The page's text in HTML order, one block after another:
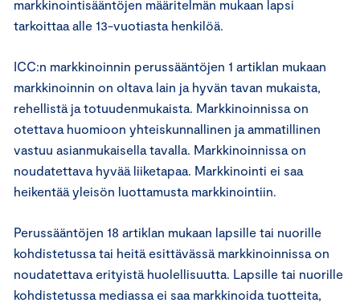
markkinointisääntöjen määritelmän mukaan lapsi
tarkoittaa alle 13-vuotiasta henkilöä.
ICC:n markkinoinnin perussääntöjen 1 artiklan mukaan
markkinoinnin on oltava lain ja hyvän tavan mukaista,
rehellistä ja totuudenmukaista. Markkinoinnissa on
otettava huomioon yhteiskunnallinen ja ammatillinen
vastuu asianmukaisella tavalla. Markkinoinnissa on
noudatettava hyvää liiketapaa. Markkinointi ei saa
heikentää yleisön luottamusta markkinointiin.
Perussääntöjen 18 artiklan mukaan lapsille tai nuorille
kohdistetussa tai heitä esittävässä markkinoinnissa on
noudatettava erityistä huolellisuutta. Lapsille tai nuorille
kohdistetussa mediassa ei saa markkinoida tuotteita,